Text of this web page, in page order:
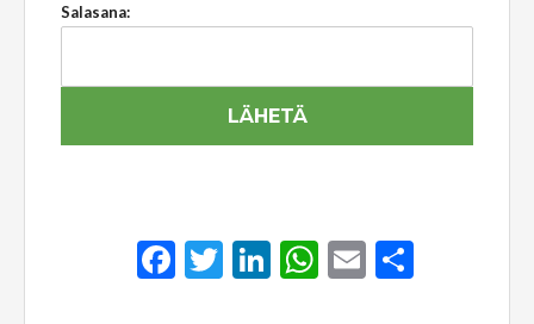
Salasana:
Facebook
Twitter
LinkedIn
WhatsApp
Email